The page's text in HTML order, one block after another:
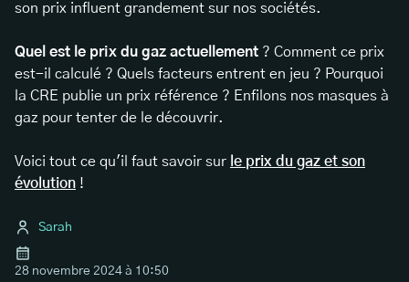
son prix influent grandement sur nos sociétés.
Quel est le prix du gaz actuellement ? Comment ce prix
est-il calculé ? Quels facteurs entrent en jeu ? Pourquoi
la CRE publie un prix référence ? Enfilons nos masques à
gaz pour tenter de le découvrir.
Voici tout ce qu'il faut savoir sur le prix du gaz et son
évolution !
Sarah
28 novembre 2024 à 10:50